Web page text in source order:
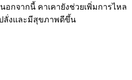
อกจากนี้ คาเคายังช่วยเพิ่มการไหล
ลั่งและมีสุขภาพดีขึ้น